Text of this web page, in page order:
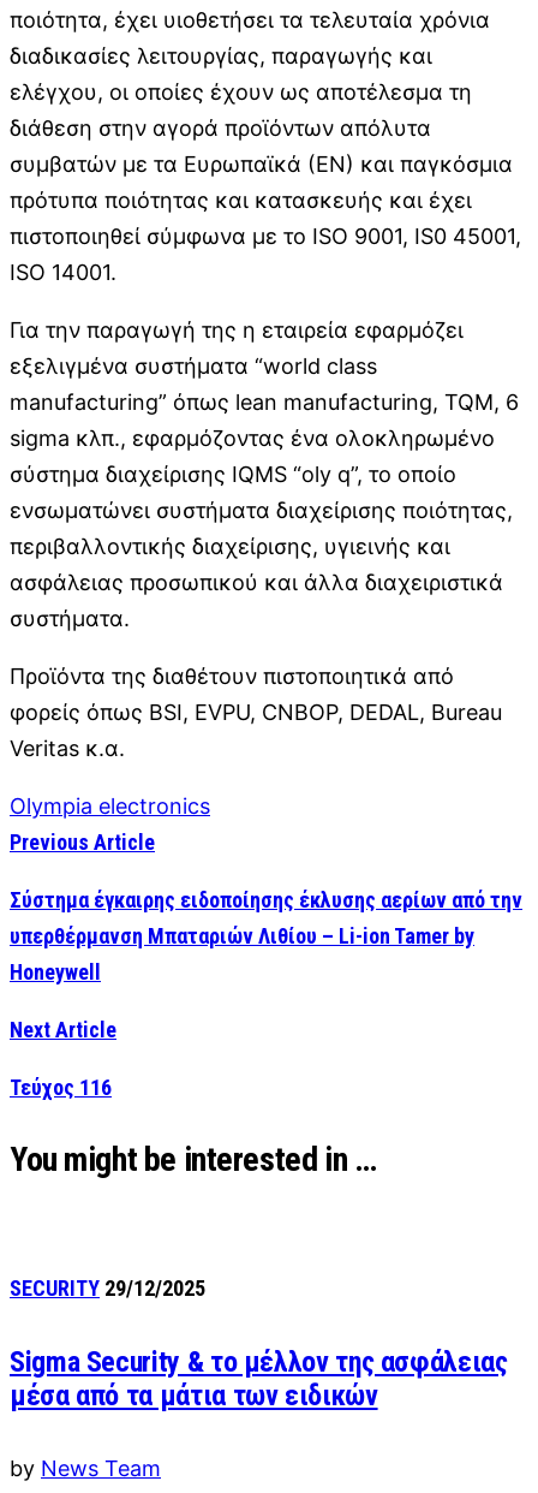
ποιότητα, έχει υιοθετήσει τα τελευταία χρόνια
διαδικασίες λειτουργίας, παραγωγής και
ελέγχου, οι οποίες έχουν ως αποτέλεσμα τη
διάθεση στην αγορά προϊόντων απόλυτα
συμβατών με τα Ευρωπαϊκά (ΕΝ) και παγκόσμια
πρότυπα ποιότητας και κατασκευής και έχει
πιστοποιηθεί σύμφωνα με το ISO 9001, IS0 45001,
ISO 14001.
Για την παραγωγή της η εταιρεία εφαρμόζει
εξελιγμένα συστήματα “world class
manufacturing” όπως lean manufacturing, TQM, 6
sigma κλπ., εφαρμόζοντας ένα ολοκληρωμένο
σύστημα διαχείρισης IQMS “oly q”, το οποίο
ενσωματώνει συστήματα διαχείρισης ποιότητας,
περιβαλλοντικής διαχείρισης, υγιεινής και
ασφάλειας προσωπικού και άλλα διαχειριστικά
συστήματα.
Προϊόντα της διαθέτουν πιστοποιητικά από
φορείς όπως BSI, EVPU, CNBOP, DEDAL, Bureau
Veritas κ.α.
Olympia electronics
Previous Article
Σύστημα έγκαιρης ειδοποίησης έκλυσης αερίων από την
υπερθέρμανση Μπαταριών Λιθίου – Li-ion Tamer by
Honeywell
Next Article
Τεύχος 116
You might be interested in …
SECURITY 29/12/2025
Sigma Security & το μέλλον της ασφάλειας
μέσα από τα μάτια των ειδικών
by News Team